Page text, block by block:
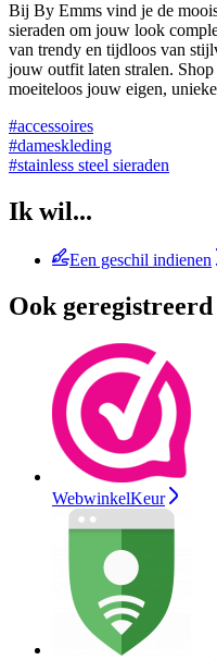
Bij By Emms vind je de
sieraden om jouw look
van trendy en tijdloos van
jouw outfit laten stralen. Shop
moeiteloos jouw eigen,
#accessoires
#dameskleding
#stainless steel sieraden
Ik wil...
Een geschil indienen
Ook
WebwinkelKeur